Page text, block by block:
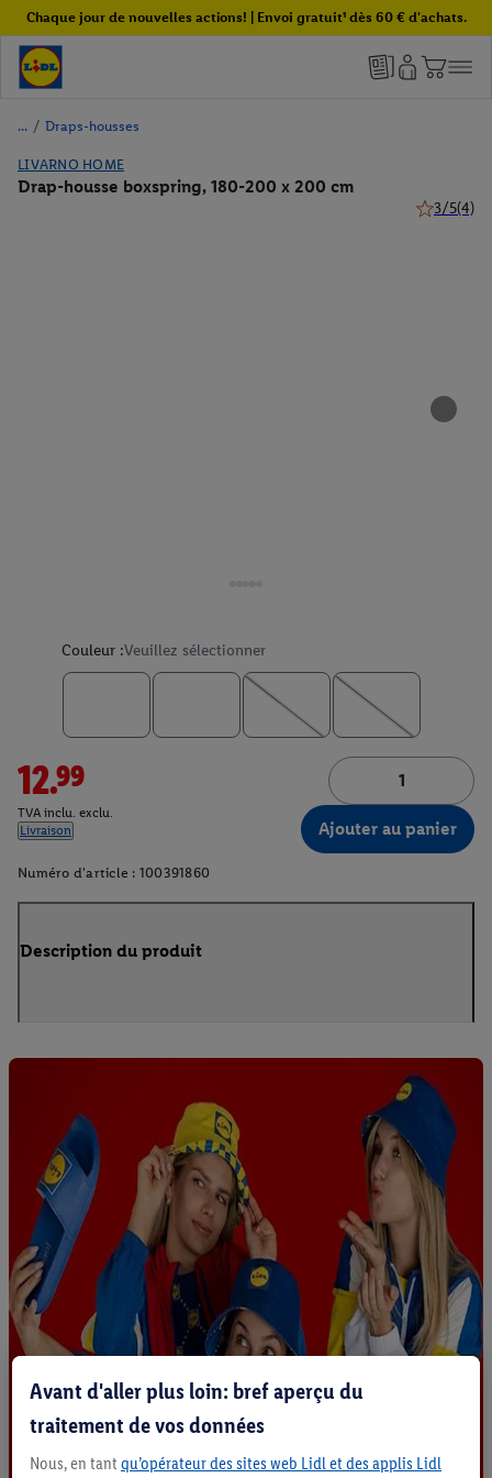
Chaque jour de nouvelles actions! | Envoi gratuit¹ dès 60 € d'achats.
/ Draps-housses
LIVARNO HOME
Drap-housse boxspring, 180-200 x 200 cm
3/5(4)
Couleur :Veuillez sélectionner
12.99
TVA inclu. exclu.
Livraison
Ajouter au panier
Numéro d'article : 100391860
Description du produit
Avant d'aller plus loin: bref aperçu du
traitement de vos données
Nous, en tant qu’opérateur des sites web Lidl et des applis Lidl